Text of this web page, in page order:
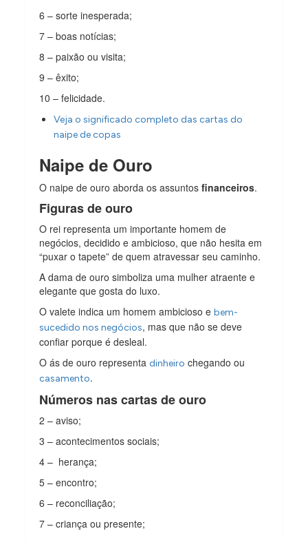
6 – sorte inesperada;
7 – boas notícias;
8 – paixão ou visita;
9 – êxito;
10 – felicidade.
Veja o significado completo das cartas do
naipe de copas
Naipe de Ouro
O naipe de ouro aborda os assuntosfinanceiros.
Figuras de ouro
O rei representa um importante homem de
negócios, decidido e ambicioso, que não hesita em
“puxar o tapete” de quem atravessar seu caminho.
A dama de ouro simboliza uma mulher atraente e
elegante que gosta do luxo.
O valete indica um homem ambicioso ebem-
sucedido nos negócios, mas que não se deve
confiar porque é desleal.
O ás de ouro representadinheiro chegando ou
casamento.
Números nas cartas de ouro
2 – aviso;
3 – acontecimentos sociais;
4 – herança;
5 – encontro;
6 – reconciliação;
7 – criança ou presente;